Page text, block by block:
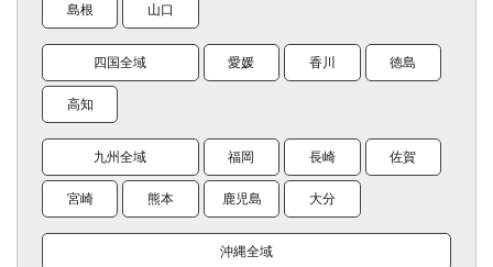
島根 山口
四国全域 愛媛 香川 徳島
高知
九州全域 福岡 長崎 佐賀
宮崎 熊本 鹿児島 大分
沖縄全域